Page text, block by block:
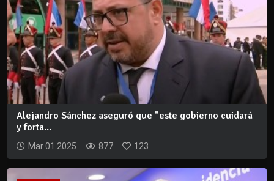
Alejandro Sánchez aseguró que "este gobierno cuidará
y forta...
Mar 01 2025 877 123